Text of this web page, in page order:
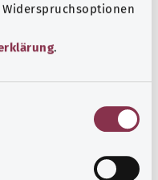
.
المزيد من